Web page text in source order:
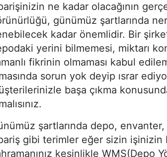
ne kadar olacağının
günümüz şartlarında
kadar önemlidir. Bir
yerini bilmemesi, miktarı
fikrinin olmaması kabul
sorun yok deyip ısrar
başa çıkma
şartlarında depo,
gibi terimler eğer sizin işinizin
kesinlikle WMS(Depo